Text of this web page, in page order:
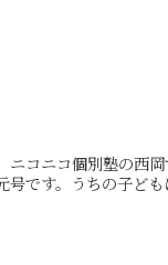
コニコ個別塾の西
です。うちの子ど